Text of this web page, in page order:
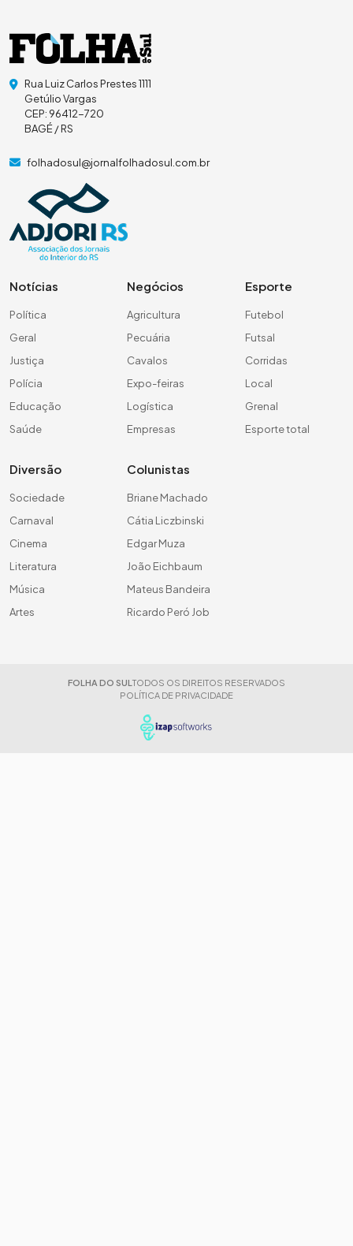
Rua Luiz Carlos Prestes 1111
Getúlio Vargas
CEP: 96412-720
BAGÉ / RS
folhadosul@jornalfolhadosul.com.br
Notícias
Política
Geral
Justiça
Polícia
Educação
Saúde
Negócios
Agricultura
Pecuária
Cavalos
Expo-feiras
Logística
Empresas
Esporte
Futebol
Futsal
Corridas
Local
Grenal
Esporte total
Diversão
Sociedade
Carnaval
Cinema
Literatura
Música
Artes
Colunistas
Briane Machado
Cátia Liczbinski
Edgar Muza
João Eichbaum
Mateus Bandeira
Ricardo Peró Job
FOLHA DO SUL TODOS OS DIREITOS RESERVADOS
POLÍTICA DE PRIVACIDADE